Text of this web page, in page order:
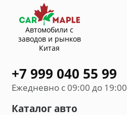
Автомобили с
заводов и рынков
Китая
+7 999 040 55 99
Ежедневно с 09:00 до 19:00
Каталог авто